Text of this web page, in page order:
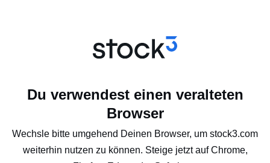
Du verwendest einen veralteten
Browser
Wechsle bitte umgehend Deinen Browser, um stock3.com
weiterhin nutzen zu können. Steige jetzt auf Chrome,